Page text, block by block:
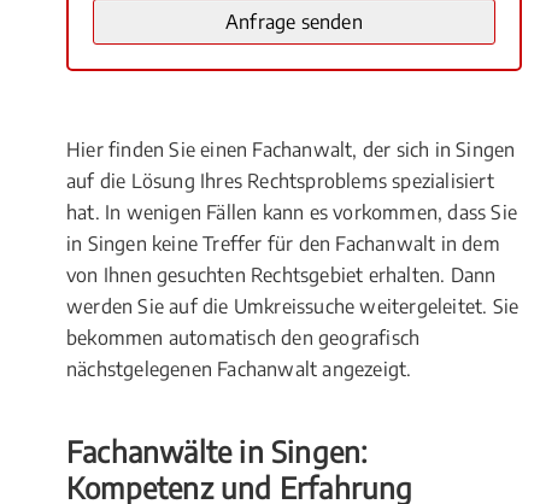
Hier finden Sie einen Fachanwalt, der sich in Singen
auf die Lösung Ihres Rechtsproblems spezialisiert
hat. In wenigen Fällen kann es vorkommen, dass Sie
in Singen keine Treffer für den Fachanwalt in dem
von Ihnen gesuchten Rechtsgebiet erhalten. Dann
werden Sie auf die Umkreissuche weitergeleitet. Sie
bekommen automatisch den geografisch
nächstgelegenen Fachanwalt angezeigt.
Fachanwälte in Singen:
Kompetenz und Erfahrung